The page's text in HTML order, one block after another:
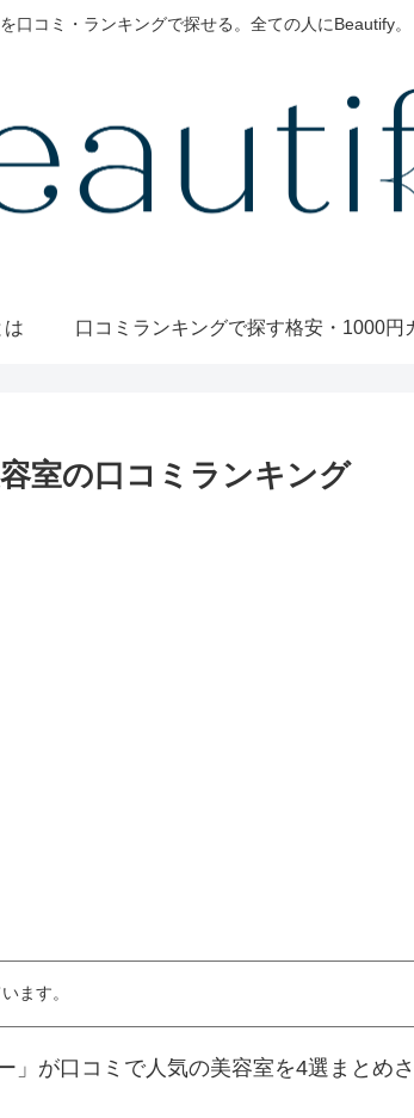
口コミ・ランキングで探せる。全ての人にBeautify。
は 口コミランキングで探す
室の口コミランキング
ます。
」が口コミで人気の美容室を4選まとめさ